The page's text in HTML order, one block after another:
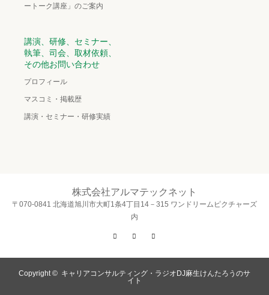
ートーク講座」のご案内
講演、研修、セミナー、
執筆、司会、取材依頼、
その他お問い合わせ
プロフィール
マスコミ・掲載歴
講演・セミナー・研修実績
株式会社アルマテックネット
〒070-0841 北海道旭川市大町1条4丁目14－315 ワンドリームピクチャーズ
内
Twitter
Facebook
Copyright © キャリアコンサルティング・ラジオDJ麻生けんたろうのサ
イト